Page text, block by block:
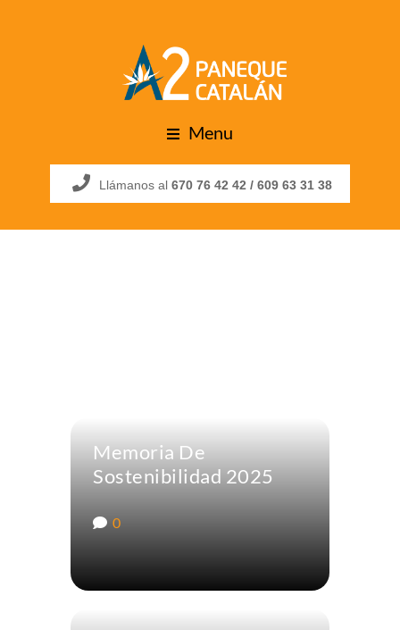
Menu
Llámanos al 670 76 42 42 / 609 63 31 38
Memoria De
Sostenibilidad 2025
0